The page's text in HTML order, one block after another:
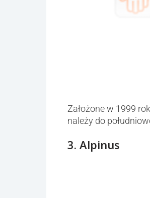
Założone w 1999
należy do
3. Alpinus